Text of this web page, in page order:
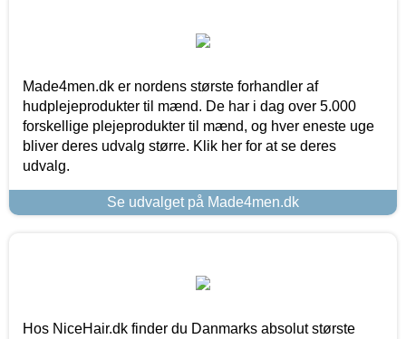
Made4men.dk er nordens største forhandler af
hudplejeprodukter til mænd. De har i dag over 5.000
forskellige plejeprodukter til mænd, og hver eneste uge
bliver deres udvalg større. Klik her for at se deres
udvalg.
Se udvalget på Made4men.dk
Hos NiceHair.dk finder du Danmarks absolut største